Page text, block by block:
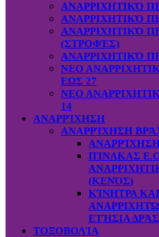
ΑΝΑΡΡΙΧΗΤΙΚΌ
ΑΝΑΡΡΙΧΗΤΙΚΌ
ΑΝΑΡΡΙΧΗΤΙΚΌ
(ΣΤΡΟΦΈΣ)
ΑΝΑΡΡΙΧΗΤΙΚΌ
ΝΕΟ
ΕΩΣ 27
ΝΕΟ
14
ΑΝΑΡΡΊΧΗΣΗ
ΑΝΑΡΡΊΧΗΣΗ
ΠΊΝΑΚΑΣ
(ΚΕΝΌΣ)
ΚΊΝΗΤΡΑ
ΕΤΉΣΙΑ
ΤΟΞΟΒΟΛΊΑ